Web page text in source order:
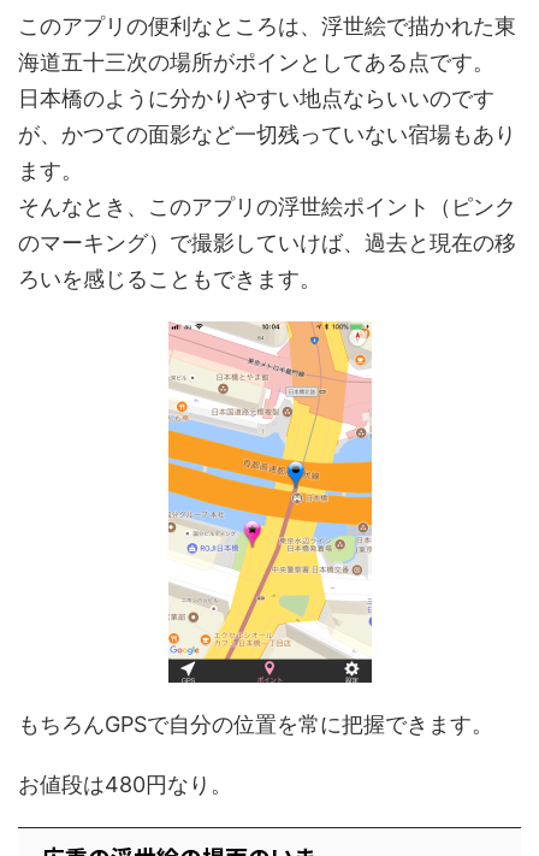
このアプリの便利なところは、浮世絵で描かれた東
海道五十三次の場所がポインとしてある点です。
日本橋のように分かりやすい地点ならいいのです
が、かつての面影など一切残っていない宿場もあり
ます。
そんなとき、このアプリの浮世絵ポイント（ピンク
のマーキング）で撮影していけば、過去と現在の移
ろいを感じることもできます。
もちろんGPSで自分の位置を常に把握できます。
お値段は480円なり。